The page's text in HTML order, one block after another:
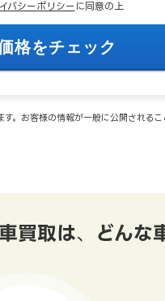
バシーポリシー に同意の上
。お客様の情報が一般に公開されるこ
買取は、 どんな